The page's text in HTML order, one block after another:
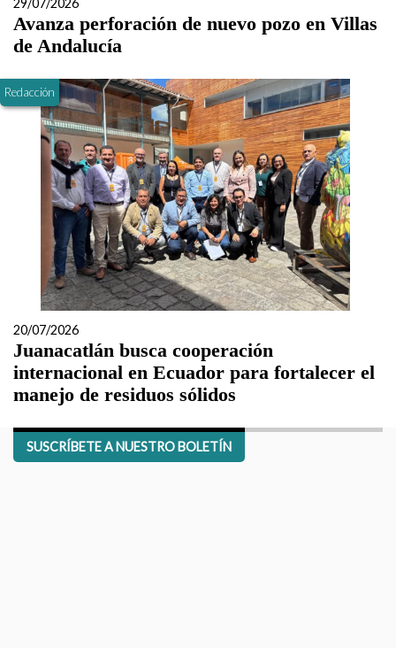
29/07/2026
Avanza perforación de nuevo pozo en Villas
de Andalucía
Redacción
20/07/2026
Juanacatlán busca cooperación
internacional en Ecuador para fortalecer el
manejo de residuos sólidos
SUSCRÍBETE A NUESTRO BOLETÍN